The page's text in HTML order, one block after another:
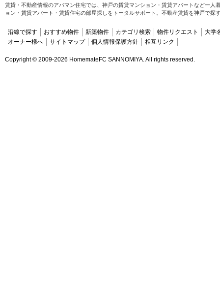
賃貸・不動産情報のアパマン住宅では、神戸の賃貸マンション・賃貸アパートなど一
ョン・賃貸アパート・賃貸住宅の部屋探しをトータルサポート。不動産賃貸を神戸で
沿線で探す おすすめ物件 新築物件 カテゴリ検索 物件リクエスト
大学
オーナー様へ
サイトマップ 個人情報保護方針 相互リンク
Copyright © 2009-2026 HomemateFC SANNOMIYA. All rights reserved.